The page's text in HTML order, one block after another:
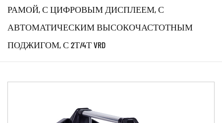
РАМОЙ, С ЦИФРОВЫМ ДИСПЛЕЕМ, С
АВТОМАТИЧЕСКИМ ВЫСОКОЧАСТОТНЫМ
ПОДЖИГОМ, С 2Т/4Т VRD